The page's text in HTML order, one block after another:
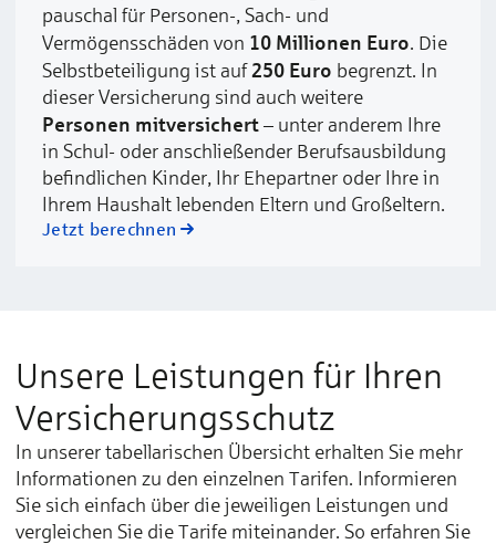
pauschal für Personen-, Sach- und
Vermögensschäden von 10 Millionen Euro. Die
Selbstbeteiligung ist auf250 Euro begrenzt. In
dieser Versicherung sind auch weitere
Personen mitversichert– unter anderem Ihre
in Schul- oder anschließender Berufsausbildung
befindlichen Kinder, Ihr Ehepartner oder Ihre in
Ihrem Haushalt lebenden Eltern und Großeltern.
Jetzt berechnen
Unsere Leistungen für Ihren
Versicherungsschutz
In unserer tabellarischen Übersicht erhalten Sie mehr
Informationen zu den einzelnen Tarifen. Informieren
Sie sich einfach über die jeweiligen Leistungen und
vergleichen Sie die Tarife miteinander. So erfahren Sie